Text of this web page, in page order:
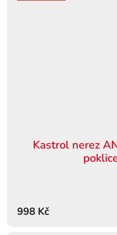
Kastrol nerez
998 Kč